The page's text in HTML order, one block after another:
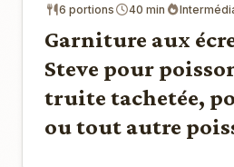
6 portions 40 min
Garniture aux
Steve pour
truite tachetée,
ou tout autre